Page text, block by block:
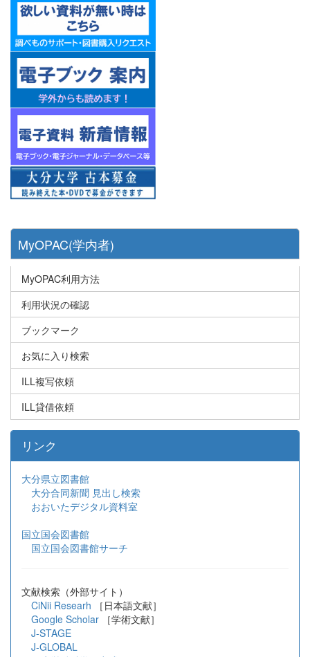
MyOPAC(学内者)
MyOPAC利用方法
利用状況の確認
ブックマーク
お気に入り検索
ILL複写依頼
ILL貸借依頼
リンク
大分県立図書館
大分合同新聞 見出し検索
おおいたデジタル資料室
国立国会図書館
国立国会図書館サーチ
文献検索（外部サイト）
CiNii Researh ［日本語文献］
Google Scholar
［学術文献］
J-STAGE
J-GLOBAL